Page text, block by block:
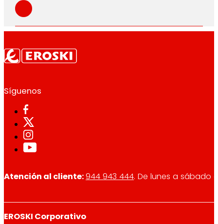
Síguenos
Atención al cliente:944 943 444. De lunes a sábado
EROSKI Corporativo